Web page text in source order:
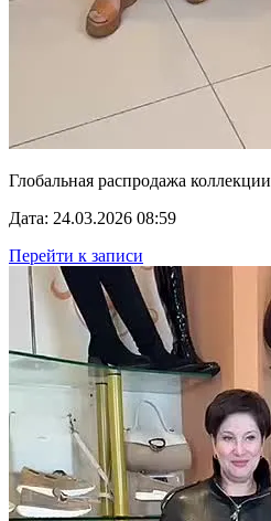
Глобальная распродажа коллекции
Дата: 24.03.2026 08:59
Перейти к записи